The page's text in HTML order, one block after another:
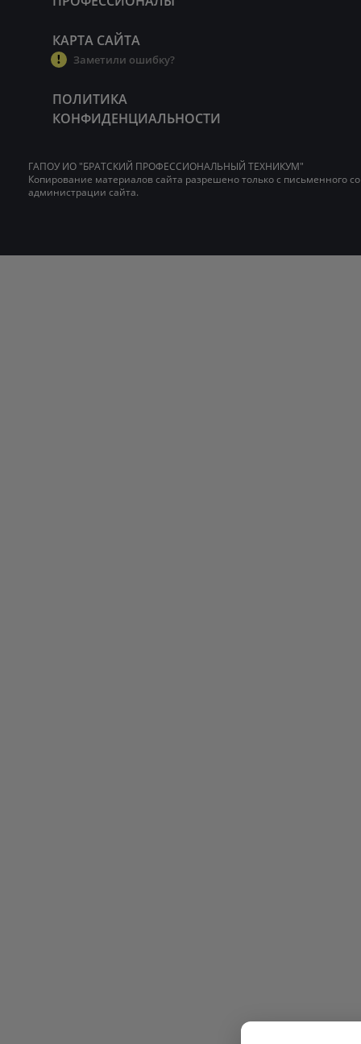
КАРТА САЙТА
Заметили ошибку?
ПОЛИТИКА
КОНФИДЕНЦИАЛЬНОСТИ
ГАПОУ ИО "БРАТСКИЙ ПРОФЕССИОНАЛЬНЫЙ ТЕХНИКУМ"
Копирование материалов сайта разрешено только с письменного
администрации сайта.